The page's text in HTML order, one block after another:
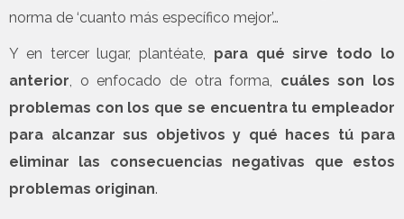
norma de ‘cuanto más específico mejor’…
Y en tercer lugar, plantéate, para qué sirve todo lo
anterior, o enfocado de otra forma, cuáles son los
problemas con los que se encuentra tu empleador
para alcanzar sus objetivos y qué haces tú para
eliminar las consecuencias negativas que estos
problemas originan.